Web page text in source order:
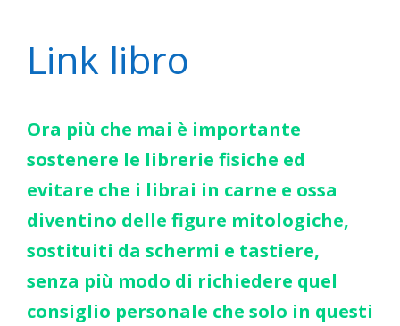
Link libro
Ora più che mai è importante
sostenere le librerie fisiche ed
evitare che i librai in carne e ossa
diventino delle figure mitologiche,
sostituiti da schermi e tastiere,
senza più modo di richiedere quel
consiglio personale che solo in questi